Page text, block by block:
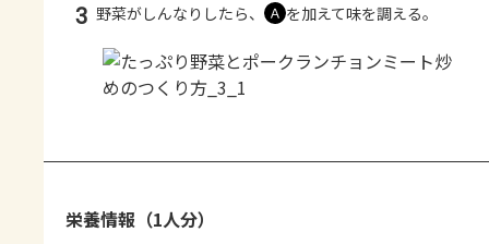
3 野菜がしんなりしたら、 Ａ を加えて味を調える。
栄養情報（1人分）